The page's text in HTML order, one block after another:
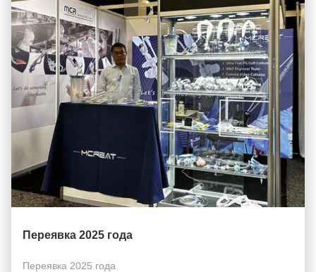
Переявка 2025 года
Переявка 2025 года